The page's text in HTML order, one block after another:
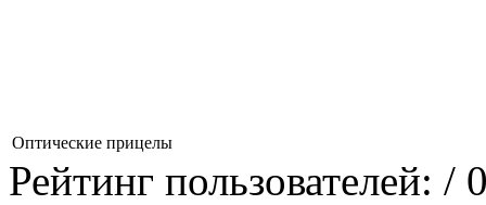
Оптические прицелы
Рейтинг пользователей: /